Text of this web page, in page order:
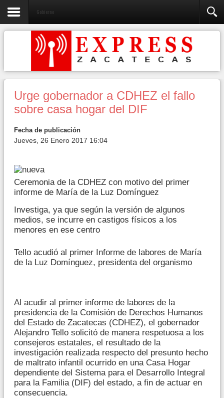
Gobierno
Urge gobernador a CDHEZ el fallo
sobre casa hogar del DIF
Fecha de publicación
Jueves, 26 Enero 2017 16:04
Ceremonia de la CDHEZ con motivo del primer
informe de María de la Luz Domínguez
Investiga, ya que según la versión de algunos
medios, se incurre en castigos físicos a los
menores en ese centro
Tello acudió al primer Informe de labores de María
de la Luz Domínguez, presidenta del organismo
Al acudir al primer informe de labores de la
presidencia de la Comisión de Derechos Humanos
del Estado de Zacatecas (CDHEZ), el gobernador
Alejandro Tello solicitó de manera respetuosa a los
consejeros estatales, el resultado de la
investigación realizada respecto del presunto hecho
de maltrato infantil ocurrido en una Casa Hogar
dependiente del Sistema para el Desarrollo Integral
para la Familia (DIF) del estado, a fin de actuar en
consecuencia.